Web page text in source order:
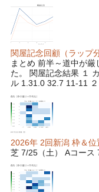
関屋記念回顧（ラップ
まとめ 前半～道中が
た。 関屋記念結果 １
ル 1.31.0 32.7 11-11
2026年 2回新潟 枠＆位
芝 7/25（土） Aコース